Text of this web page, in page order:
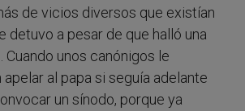
de vicios diversos que existían
detuvo a pesar de que halló una
unos canónigos le
al papa si seguía adelante
un sínodo, porque ya